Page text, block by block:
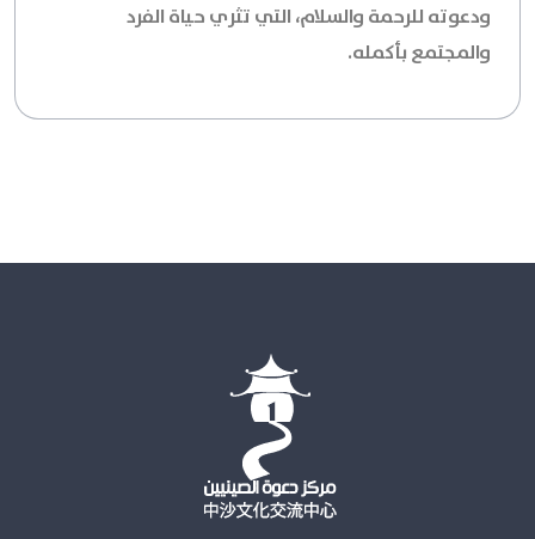
ودعوته للرحمة والسلام، التي تثري حياة الفرد
والمجتمع بأكمله.